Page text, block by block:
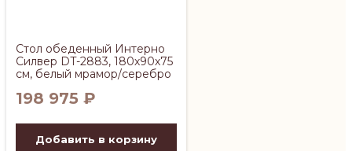
Стол обеденный Интерно
Силвер DT-2883, 180х90х75
см, белый мрамор/серебро
198 975 ₽
Добавить в корзину